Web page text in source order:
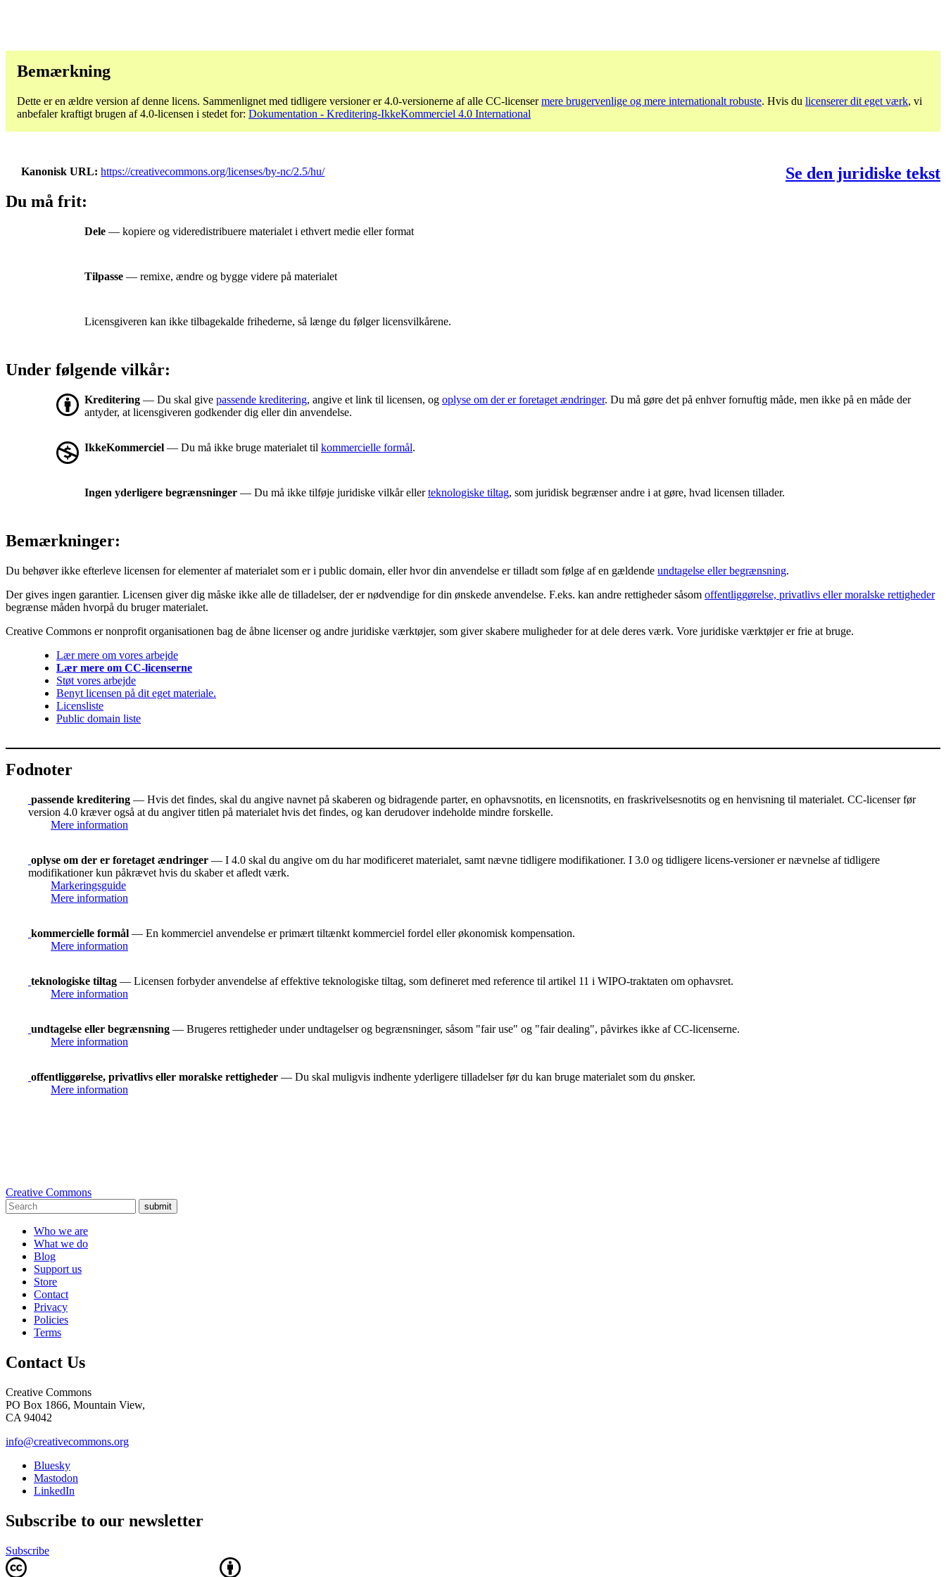
Bemærkning
Dette er en ældre version af denne licens. Sammenlignet med tidligere versioner er 4.0-versionerne af alle CC-licensermere brugervenlige og mere internationalt robuste. Hvis du licenserer dit eget værk, vi
anbefaler kraftigt brugen af ​​4.0-licensen i stedet for: Dokumentation - Kreditering-IkkeKommerciel 4.0 International
Kanonisk URL https://creativecommons.org/licenses/by-nc/2.5/hu/
Se den juridiske tekst
Du må frit:
Dele — kopiere og videredistribuere materialet i ethvert medie eller format
Tilpasse — remixe, ændre og bygge videre på materialet
Licensgiveren kan ikke tilbagekalde frihederne, så længe du følger licensvilkårene.
Under følgende vilkår:
Kreditering — Du skal give passende kreditering, angive et link til licensen, og oplyse om der er foretaget ændringer. Du må gøre det på enhver fornuftig måde, men ikke på en måde der
antyder, at licensgiveren godkender dig eller din anvendelse.
IkkeKommerciel — Du må ikke bruge materialet til kommercielle formål.
Ingen yderligere begrænsninger — Du må ikke tilføje juridiske vilkår ellerteknologiske tiltag, som juridisk begrænser andre i at gøre, hvad licensen tillader.
Bemærkninger:
Du behøver ikke efterleve licensen for elementer af materialet som er i public domain, eller hvor din anvendelse er tilladt som følge af en gældende undtagelse eller begrænsning.
Der gives ingen garantier. Licensen giver dig måske ikke alle de tilladelser, der er nødvendige for din ønskede anvendelse. F.eks. kan andre rettigheder såsom offentliggørelse, privatlivs eller moralske rettigheder
begrænse måden hvorpå du bruger materialet.
Creative Commons er nonprofit organisationen bag de åbne licenser og andre juridiske værktøjer, som giver skabere muligheder for at dele deres værk. Vore juridiske værktøjer er frie at bruge.
Lær mere om vores arbejde
Lær mere om CC-licenserne
Støt vores arbejde
Benyt licensen på dit eget materiale.
Licensliste
Public domain liste
Fodnoter
passende kreditering — Hvis det findes, skal du angive navnet på skaberen og bidragende parter, en ophavsnotits, en licensnotits, en fraskrivelsesnotits og en henvisning til materialet. CC-licenser før
version 4.0 kræver også at du angiver titlen på materialet hvis det findes, og kan derudover indeholde mindre forskelle.
Mere information
oplyse om der er foretaget ændringer — I 4.0 skal du angive om du har modificeret materialet, samt nævne tidligere modifikationer. I 3.0 og tidligere licens-versioner er nævnelse af tidligere
modifikationer kun påkrævet hvis du skaber et afledt værk.
Markeringsguide
Mere information
kommercielle formål — En kommerciel anvendelse er primært tiltænkt kommerciel fordel eller økonomisk kompensation.
Mere information
teknologiske tiltag — Licensen forbyder anvendelse af effektive teknologiske tiltag, som defineret med reference til artikel 11 i WIPO-traktaten om ophavsret.
Mere information
undtagelse eller begrænsning — Brugeres rettigheder under undtagelser og begrænsninger, såsom "fair use" og "fair dealing", påvirkes ikke af CC-licenserne.
Mere information
offentliggørelse, privatlivs eller moralske rettigheder — Du skal muligvis indhente yderligere tilladelser før du kan bruge materialet som du ønsker.
Mere information
Creative Commons
submit
Who we are
What we do
Blog
Support us
Store
Contact
Privacy
Policies
Terms
Contact Us
Creative Commons
PO Box 1866, Mountain View,
CA 94042
info@creativecommons.org
Bluesky
Mastodon
LinkedIn
Subscribe to our newsletter
Subscribe